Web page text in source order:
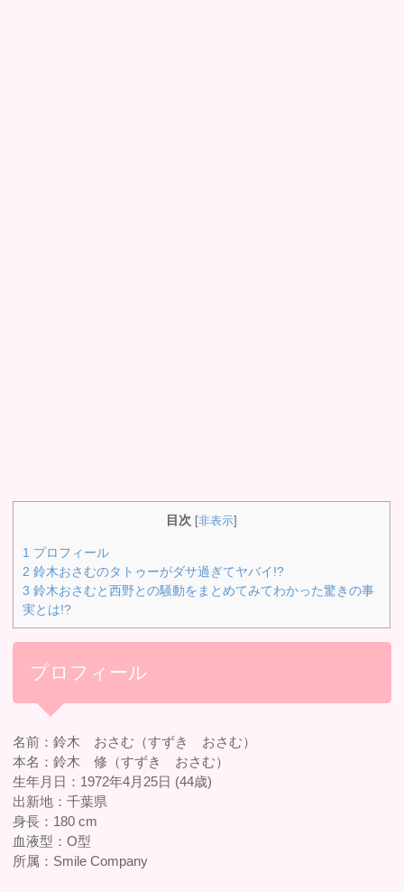
目次 [非表示]
1 プロフィール
2 鈴木おさむのタトゥーがダサ過ぎてヤバイ!?
3 鈴木おさむと西野との騒動をまとめてみてわかった驚きの事
実とは!?
プロフィール
名前：鈴木 おさむ（すずき おさむ）
本名：鈴木 修（すずき おさむ）
生年月日：1972年4月25日 (44歳)
出新地：千葉県
身長：180 cm
血液型：O型
所属：Smile Company